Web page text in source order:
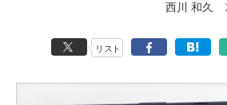
西川 和久
リスト